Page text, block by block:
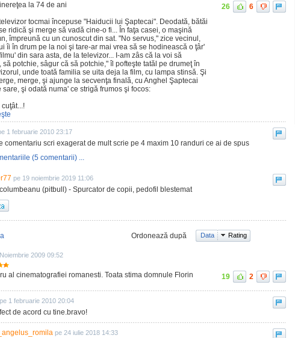
la 74 de ani
tocmai începuse "Haiducii lui Şaptecai". Deodată, bătăi
ridică şi merge să vadă cine-o fi... În faţa casei, o maşină
împreună cu un cunoscut din sat. "No servus," zice vecinul,
îi în drum pe la noi şi tare-ar mai vrea să se hodinească o ţâr'
din sara asta, de la televizor... I-am zâs că la voi să
să potchie, sâgur că să potchie," îl pofteşte tatăl pe drumeţ în
unde toată familia se uita deja la film, cu lampa stinsă. Şi
merge, şi ajunge la secvenţa finală, cu Anghel Şaptecai
sare, şi odată numa' ce strigă frumos şi focos:
cuţât...!
26 6
1 februarie 2010 23:17
comentariu scri exagerat de mult scrie pe 4 maxim 10 randuri ce ai de spus
(5 comentarii) ...
pe 19 noiembrie 2019 11:06
(pitbull) - Spurcator de copii, pedofil blestemat
Ordonează după Data Rating
2009 09:52
al cinematografiei romanesti. Toata stima domnule Florin
19 2
pe 1 februarie 2010 20:04
de acord cu tine.bravo!
pe 24 iulie 2018 14:33